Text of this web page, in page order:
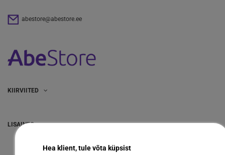
abestore@abestore.ee
KIIRVIITED
LISAINFO
Hea klient, tule võta küpsist